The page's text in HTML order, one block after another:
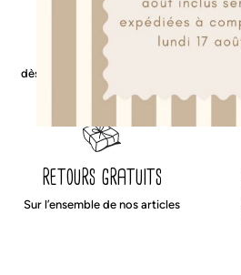
livraison offerte
dès 50€ d’achat en point relais
retours gratuits
Sur l’ensemble de nos articles